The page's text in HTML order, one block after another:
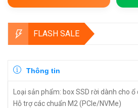
FLASH SALE
Thông tin
Loại sản phẩm: box SSD rời dành cho
Hỗ trợ các chuẩn M2 (PCIe/NVMe)